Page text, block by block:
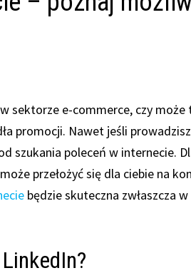
sektorze e-commerce, czy
promocji. Nawet jeśli
szukania poleceń w internecie.
przełożyć się dla ciebie na
będzie skuteczna zwłaszcza